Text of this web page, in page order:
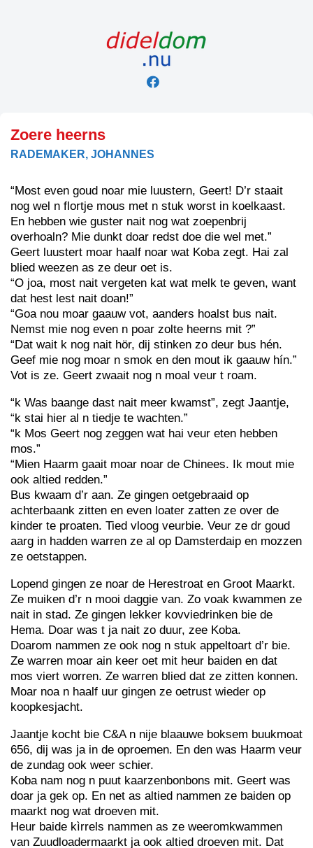
Zoere heerns
RADEMAKER, JOHANNES
“Most even goud noar mie luustern, Geert! D’r staait
nog wel n flortje mous met n stuk worst in koelkaast.
En hebben wie guster nait nog wat zoepenbrij
overhoaln? Mie dunkt doar redst doe die wel met.”
Geert luustert moar haalf noar wat Koba zegt. Hai zal
blied weezen as ze deur oet is.
“O joa, most nait vergeten kat wat melk te geven, want
dat hest lest nait doan!”
“Goa nou moar gaauw vot, aanders hoalst bus nait.
Nemst mie nog even n poar zolte heerns mit ?”
“Dat wait k nog nait hör, dij stinken zo deur bus hén.
Geef mie nog moar n smok en den mout ik gaauw hín.”
Vot is ze. Geert zwaait nog n moal veur t roam.
“k Was baange dast nait meer kwamst”, zegt Jaantje,
“k stai hier al n tiedje te wachten.”
“k Mos Geert nog zeggen wat hai veur eten hebben
mos.”
“Mien Haarm gaait moar noar de Chinees. Ik mout mie
ook altied redden.”
Bus kwaam d’r aan. Ze gingen oetgebraaid op
achterbaank zitten en even loater zatten ze over de
kinder te proaten. Tied vloog veurbie. Veur ze dr goud
aarg in hadden warren ze al op Damsterdaip en mozzen
ze oetstappen.
Lopend gingen ze noar de Herestroat en Groot Maarkt.
Ze muiken d’r n mooi daggie van. Zo voak kwammen ze
nait in stad. Ze gingen lekker kovviedrinken bie de
Hema. Doar was t ja nait zo duur, zee Koba.
Doarom nammen ze ook nog n stuk appeltoart d’r bie.
Ze warren moar ain keer oet mit heur baiden en dat
mos viert worren. Ze warren blied dat ze zitten konnen.
Moar noa n haalf uur gingen ze oetrust wieder op
koopkesjacht.
Jaantje kocht bie C&A n nije blaauwe boksem buukmoat
656, dij was ja in de oproemen. En den was Haarm veur
de zundag ook weer schier.
Koba nam nog n puut kaarzenbonbons mit. Geert was
doar ja gek op. En net as altied nammen ze baiden op
maarkt nog wat droeven mit.
Heur baide kìrrels nammen as ze weeromkwammen
van Zuudloadermaarkt ja ook altied droeven mit. Dat